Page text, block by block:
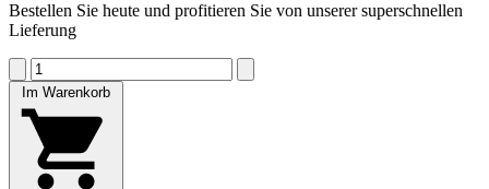
Bestellen Sie heute und profitieren Sie von unserer superschnellen
Lieferung
Im Warenkorb